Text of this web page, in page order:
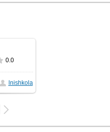
0.0
lnishkola